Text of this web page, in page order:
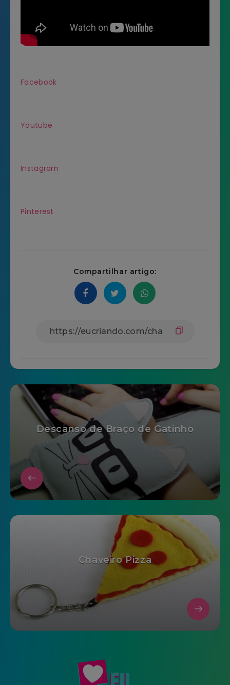
Facebook
Youtube
Instagram
Pinterest
Compartilhar artigo:
Descanso de Braço de Gatinho
Chaveiro Pizza